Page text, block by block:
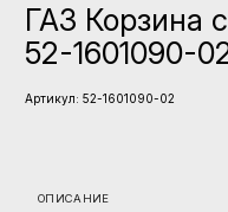
ГАЗ Корзина
52-1601090-
Артикул: 52-1601090-02
ОПИСАНИЕ